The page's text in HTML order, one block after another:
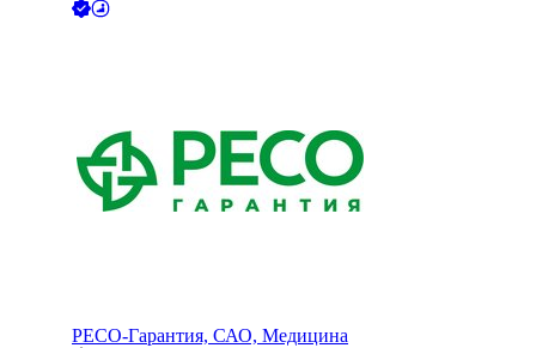
РЕСО-Гарантия, САО, Медицина